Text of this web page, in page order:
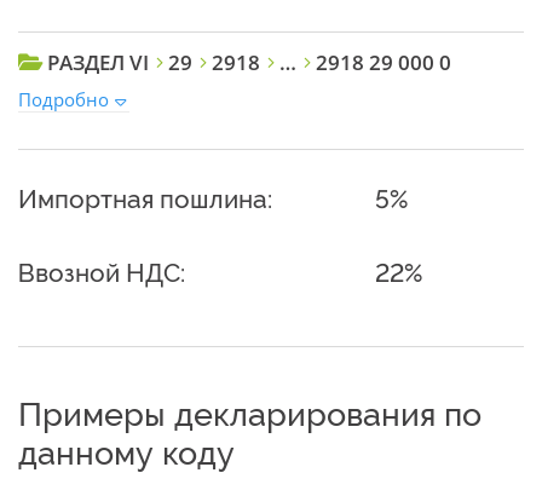
РАЗДЕЛ VI 29 2918 … 2918 29 000 0
Подробно
Импортная пошлина: 5%
Ввозной НДС: 22%
Примеры декларирования по
данному коду